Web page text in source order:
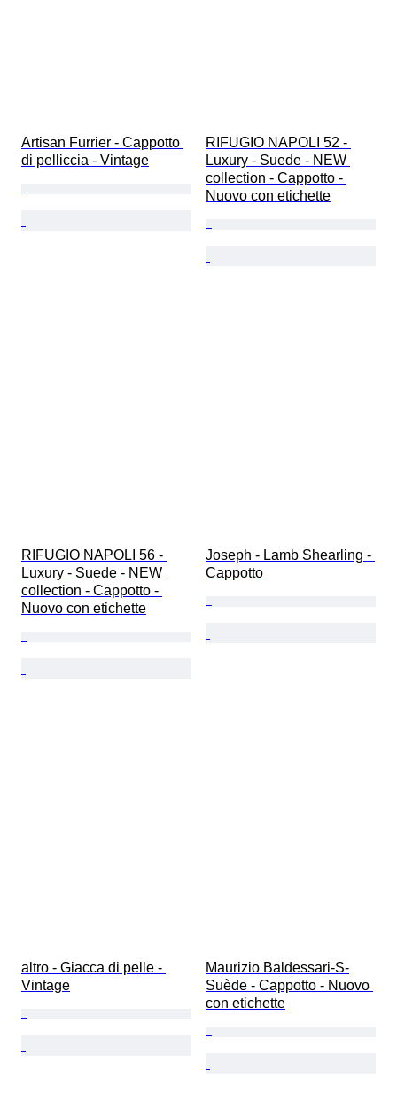
Artisan Furrier - Cappotto
di pelliccia - Vintage
RIFUGIO NAPOLI 52 -
Luxury - Suede - NEW
collection - Cappotto -
Nuovo con etichette
RIFUGIO NAPOLI 56 -
Luxury - Suede - NEW
collection - Cappotto -
Nuovo con etichette
Joseph - Lamb Shearling -
Cappotto
altro - Giacca di pelle -
Vintage
Maurizio Baldessari-S-
Suède - Cappotto - Nuovo
con etichette